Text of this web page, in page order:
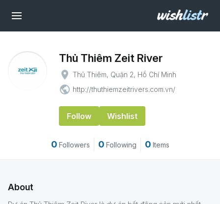
Thủ Thiêm Zeit River
place Thủ Thiêm, Quận 2, Hồ Chí Minh
public http://thuthiemzeitrivers.com.vn/
Follow Wishlist
0 Followers 0 Following 0 Items
About